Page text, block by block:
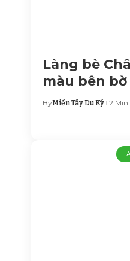
Làng bè
màu bên
ByMiền Tây Du Ký 12 Min